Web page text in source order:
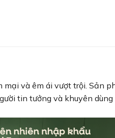
mại và êm ái vượt trội. Sản
tin tưởng và khuyên dùng